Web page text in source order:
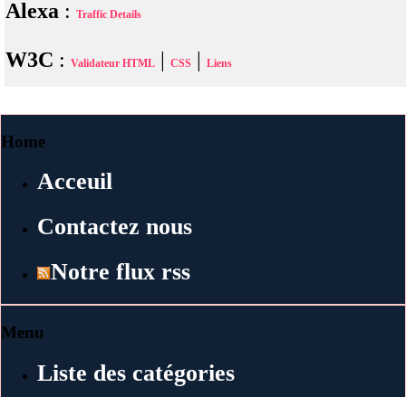
Alexa : Traffic Details
W3C : Validateur HTML | CSS | Liens
Home
Acceuil
Contactez nous
Notre flux rss
Menu
Liste des catégories